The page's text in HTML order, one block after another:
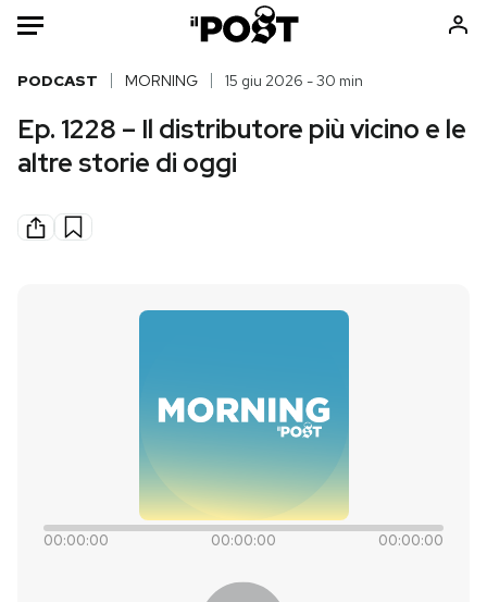
Auto
HOME
Mondo
Politica
Ok Boomer!
Altrecose
Mondiali calcio 2026
PODCAST
PODCAST MORNING 15 giu 2026 - 30 min
Ep. 1228 – Il distributore più vicino e le
altre storie di oggi
00:00:00 00:00:00 00:00:00